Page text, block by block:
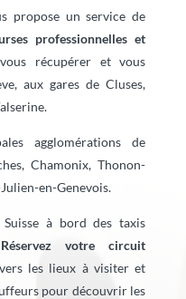
propose un service de
professionnelles et
récupérer et vous
aux gares de Cluses,
agglomérations de
Chamonix, Thonon-
en-Genevois.
à bord des taxis
Réservez votre circuit
les lieux à visiter et
pour découvrir les